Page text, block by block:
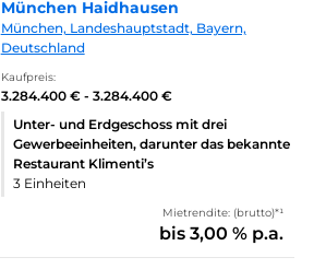
München Haidhausen
München, Landeshauptstadt, Bayern,
Deutschland
Kaufpreis:
3.284.400 € - 3.284.400 €
Unter- und Erdgeschoss mit drei
Gewerbeeinheiten, darunter das bekannte
Restaurant Klimenti’s
3 Einheiten
Mietrendite: (brutto)*¹
bis 3,00 % p.a.